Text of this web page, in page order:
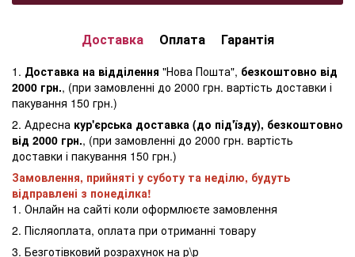
Доставка Оплата Гарантія
1. Доставка на відділення "Нова Пошта", безкоштовно від
2000 грн., (при замовленні до 2000 грн. вартість доставки і
пакування 150 грн.)
2. Адресна кур'єрська доставка (до під'їзду), безкоштовно
від 2000 грн., (при замовленні до 2000 грн. вартість
доставки і пакування 150 грн.)
Замовлення, прийняті у суботу та неділю, будуть
відправлені з понеділка!
1. Онлайн на сайті коли оформлюєте замовлення
2. Післяоплата, оплата при отриманні товару
3. Безготівковий розрахунок на р\р